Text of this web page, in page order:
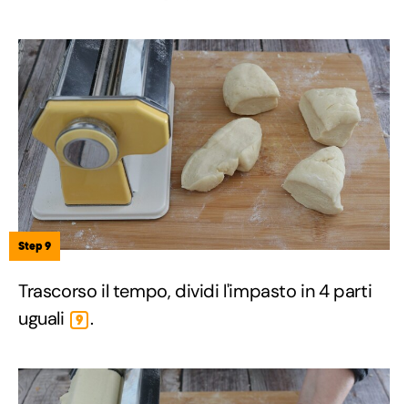
Step 9
Trascorso il tempo, dividi l'impasto in 4 parti
uguali
9 .